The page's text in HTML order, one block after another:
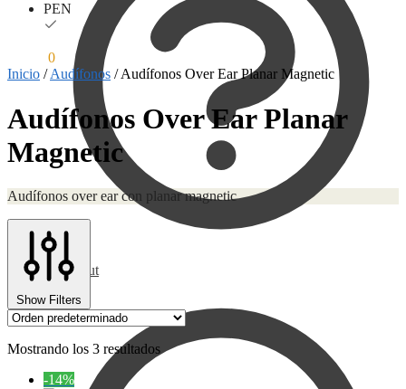
Checkout
PEN
0
Inicio /Audífonos /Audífonos Over Ear Planar Magnetic
Audífonos Over Ear Planar
Magnetic
Audífonos over ear con planar magnetic
Show Filters
Mostrando los 3 resultados
-14%